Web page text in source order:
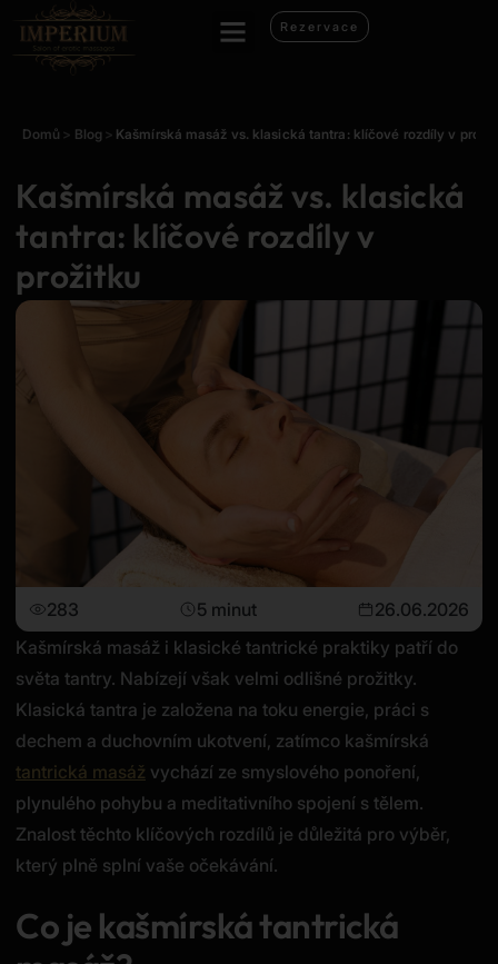
Rezervace
Domů > Blog > Kašmírská masáž vs. klasická tantra: klíčové rozdíly v
Kašmírská masáž vs. klasická
tantra: klíčové rozdíly v
prožitku
283 5 minut
26.06.2026
Kašmírská masáž i klasické tantrické praktiky patří do
světa tantry. Nabízejí však velmi odlišné prožitky.
Klasická tantra je založena na toku energie, práci s
dechem a duchovním ukotvení, zatímco kašmírská
tantrická masáž vychází ze smyslového ponoření,
plynulého pohybu a meditativního spojení s tělem.
Znalost těchto klíčových rozdílů je důležitá pro výběr,
který plně splní vaše očekávání.
Co je kašmírská tantrická